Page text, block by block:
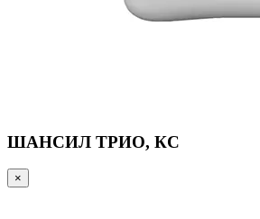
ШАНСИЛ ТРИО, КС
×